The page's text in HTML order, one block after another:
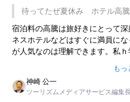
待ってたぜ夏休み ホテル高
宿泊料の高騰は旅好きにとって
ネスホテルなどはすぐに満員に
が人気なのは理解できます。私
をした時は、移動はグレイハウ
用してホテル代を浮かせていま
す。若い人が夜行バスで京都に
が残らないのかなと思ってしまい
もっ
神崎 公一
ツーリズムメディアサービス編集